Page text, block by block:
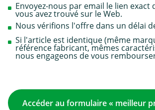
Envoyez-nous par email le lien
vous avez trouvé sur le Web.
Nous vérifions l'offre dans un délai
Si l'article est identique (même
référence fabricant, mêmes
nous engageons de vous
Accéder au formulaire « meilleur